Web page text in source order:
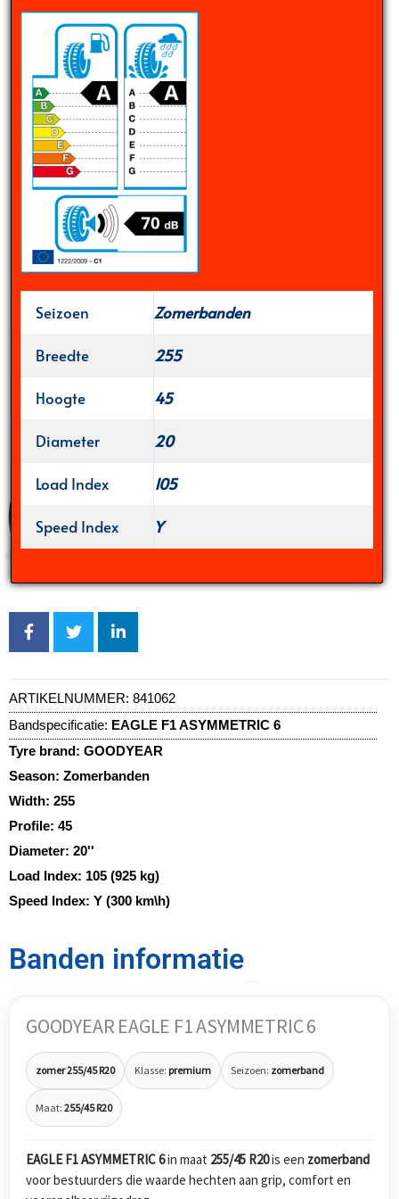
Seizoen
Zomerbanden
Breedte
255
Hoogte
45
Diameter
20
Load Index
105
Speed Index
Y
ARTIKELNUMMER: 841062
Bandspecificatie: EAGLE F1 ASYMMETRIC 6
Tyre brand: GOODYEAR
Season: Zomerbanden
Width: 255
Profile: 45
Diameter: 20''
Load Index: 105 (925 kg)
Speed Index: Y (300 km\h)
Banden informatie
GOODYEAR EAGLE F1 ASYMMETRIC 6
zomer 255/45 R20 Klasse: premium Seizoen: zomerband
Maat: 255/45 R20
EAGLE F1 ASYMMETRIC 6in maat 255/45 R20is een zomerband
voor bestuurders die waarde hechten aan grip, comfort en